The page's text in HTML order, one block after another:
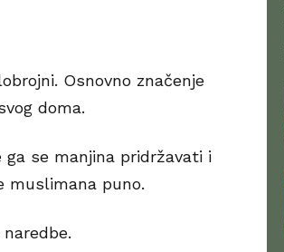
Osnovno značenje
doma.
se manjina pridržavati i
muslimana puno.